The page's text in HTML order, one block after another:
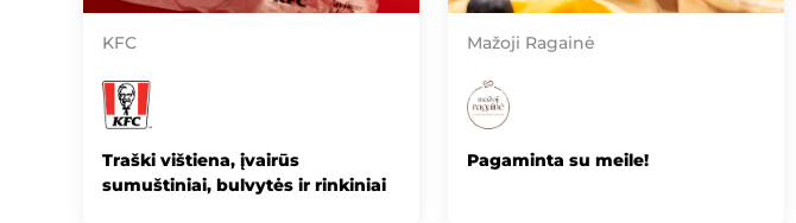
KFC
Traški vištiena, įvairūs
sumuštiniai, bulvytės ir rinkiniai
Mažoji Ragainė
Pagaminta su meile!